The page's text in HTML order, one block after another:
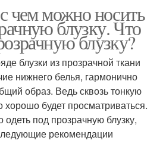
чем можно носить
блузку. Что
блузку?
блузки из прозрачной ткани
нижнего белья, гармонично
образ. Ведь сквозь тонкую
хорошо будет просматриваться.
под прозрачную блузку,
рекомендации